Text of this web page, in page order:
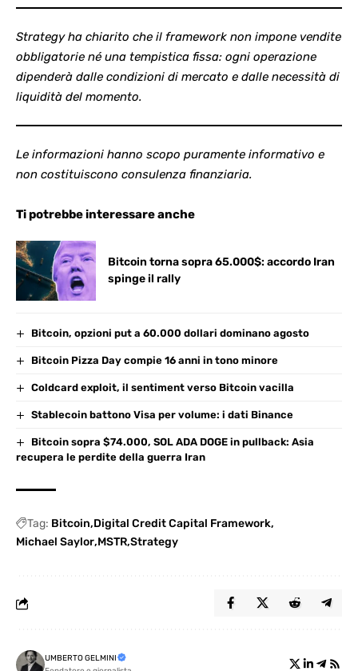
Strategy ha chiarito che il framework non impone vendite
obbligatorie né una tempistica fissa: ogni operazione
dipenderà dalle condizioni di mercato e dalle necessità di
liquidità del momento.
Le informazioni hanno scopo puramente informativo e
non costituiscono consulenza finanziaria.
Ti potrebbe interessare anche
Bitcoin torna sopra 65.000$: accordo Iran
spinge il rally
Bitcoin, opzioni put a 60.000 dollari dominano agosto
Bitcoin Pizza Day compie 16 anni in tono minore
Coldcard exploit, il sentiment verso Bitcoin vacilla
Stablecoin battono Visa per volume: i dati Binance
Bitcoin sopra $74.000, SOL ADA DOGE in pullback: Asia
recupera le perdite della guerra Iran
Tag: Bitcoin Digital Credit Capital Framework
Michael Saylor MSTR Strategy
UMBERTO GELMINI